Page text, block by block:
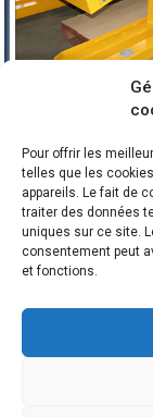
Pour offrir les
telles que les
appareils. Le fait de
traiter des données
uniques sur ce site.
consentement peut
et fonctions.
Table élévatrice
ou vider des
hydraulique alimenté
électrique.
Elle est équipée de
et butées électriques
positions.
exemples de nos